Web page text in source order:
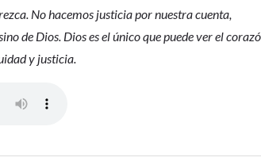
No hacemos justicia por nuestra cuenta,
de Dios. Dios es el único que puede ver el
y justicia.